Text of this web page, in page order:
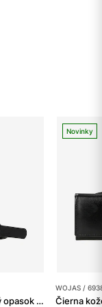
Dámsky kožený opasok s jedinečnou prackou
Novinky
WOJAS /